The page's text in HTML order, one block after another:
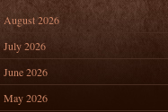
August 2026
July 2026
June 2026
May 2026